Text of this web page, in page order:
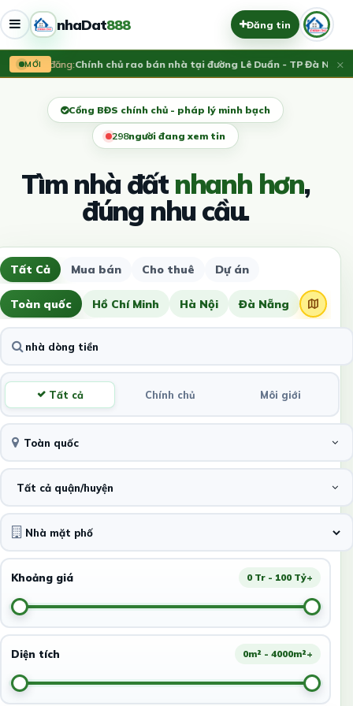
nhaDat888 Đăng tin
MỚI
Vừa đăng:Chính chủ rao bán nhà tại đường Lê Duẩn - TP Đà Nẵng;×
Cổng BĐS chính chủ - pháp lý minh bạch
302người đang xem tin
Tìm nhà đấtnhanh hơn,
đúng nhu cầu.
Tất Cả Mua bán Cho thuê Dự án
Toàn quốc Hồ Chí Minh Hà Nội Đà Nẵng
Tất cả Chính chủ Môi giới
Toàn quốc
Tất cả quận/huyện
Khoảng giá 0 Tr - 100 Tỷ+
Diện tích 0m² - 4000m²+